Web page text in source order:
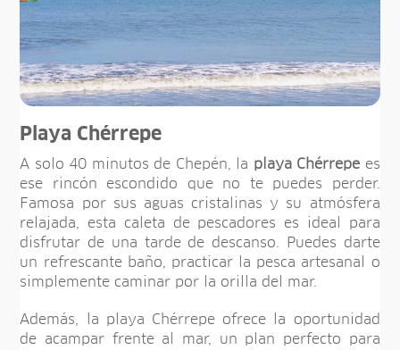
Playa Chérrepe
A solo 40 minutos de Chepén, la playa Chérrepe es
ese rincón escondido que no te puedes perder.
Famosa por sus aguas cristalinas y su atmósfera
relajada, esta caleta de pescadores es ideal para
disfrutar de una tarde de descanso. Puedes darte
un refrescante baño, practicar la pesca artesanal o
simplemente caminar por la orilla del mar.
Además, la playa Chérrepe ofrece la oportunidad
de acampar frente al mar, un plan perfecto para